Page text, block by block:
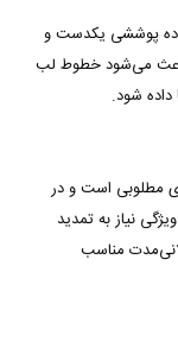
پوششی یکدست و
می‌شود خطوط لب
شود.
150 دارای ماندگاری مطلوبی است و در
نیاز به تمدید
مناسب